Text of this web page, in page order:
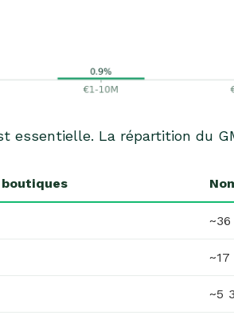
essentielle. La répartition du
~36
~5